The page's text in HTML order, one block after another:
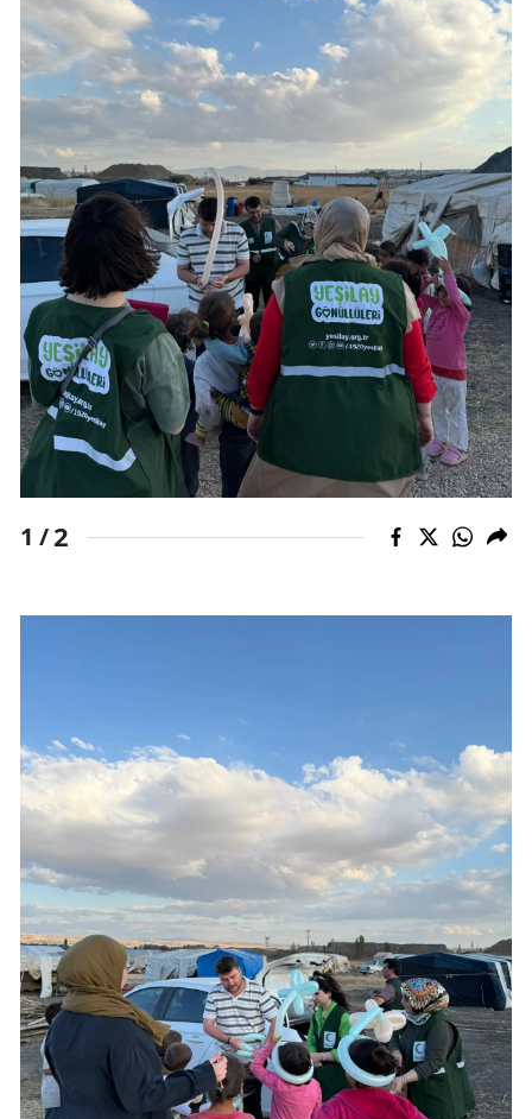
Denizli
Diyarbakır
Edirne
Erzincan
Erzurum
Eskişehir
Gaziantep
Giresun
Gümüşhane
Hakkari
Hatay
Kars
Kastamonu
Kayseri
Kırklareli
Kırşehir
Kocaeli
Konya
1 /2